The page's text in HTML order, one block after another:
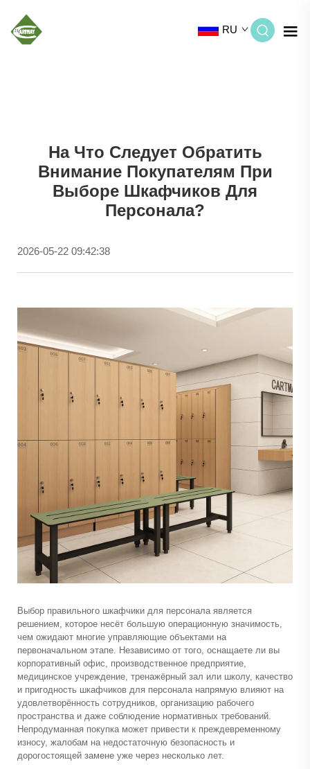
RU
На Что Следует Обратить
Внимание Покупателям При
Выборе Шкафчиков Для
Персонала?
2026-05-22 09:42:38
Выбор правильного шкафчики для персонала является
решением, которое несёт большую операционную значимость,
чем ожидают многие управляющие объектами на
первоначальном этапе. Независимо от того, оснащаете ли вы
корпоративный офис, производственное предприятие,
медицинское учреждение, тренажёрный зал или школу, качество
и пригодность шкафчиков для персонала напрямую влияют на
удовлетворённость сотрудников, организацию рабочего
пространства и даже соблюдение нормативных требований.
Непродуманная покупка может привести к преждевременному
износу, жалобам на недостаточную безопасность и
дорогостоящей замене уже через несколько лет.